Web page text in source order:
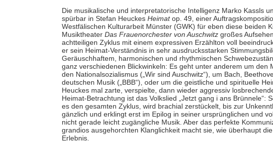
Die musikalische und interpretatorische Intelligenz Marko Kassls
spürbar in Stefan Heuckes Heimatop. 49, einer
Westfälischen Kulturarbeit Münster (GWK) für eben diese beiden
Musiktheater Das Frauenorchester von Auschwitzgroßes
achtteiligen Zyklus mit einem expressiven Erzählton voll
er sein Heimat-Verständnis in sehr ausdrucksstarken
Geräuschhaftem, harmonischen und rhythmischen
ganz verschiedenen Blickwinkeln: Es geht unter anderem um den
den Nationalsozialismus („Wir sind Auschwitz“), um Bach,
deutschen Musik („BBB“), oder um die geistliche und spirituelle
Heuckes mal zarte, verspielte, dann wieder aggressiv
Heimat-Betrachtung ist das Volkslied „Jetzt gang i ans Brünnele“:
es den gesamten Zyklus, wird brachial zerstückelt, bis zur
gänzlich und erklingt erst im Epilog in seiner ursprünglichen und
nicht gerade leicht zugängliche Musik. Aber das perfekte
grandios ausgehorchten Klanglichkeit macht sie, wie überhaupt
Erlebnis.